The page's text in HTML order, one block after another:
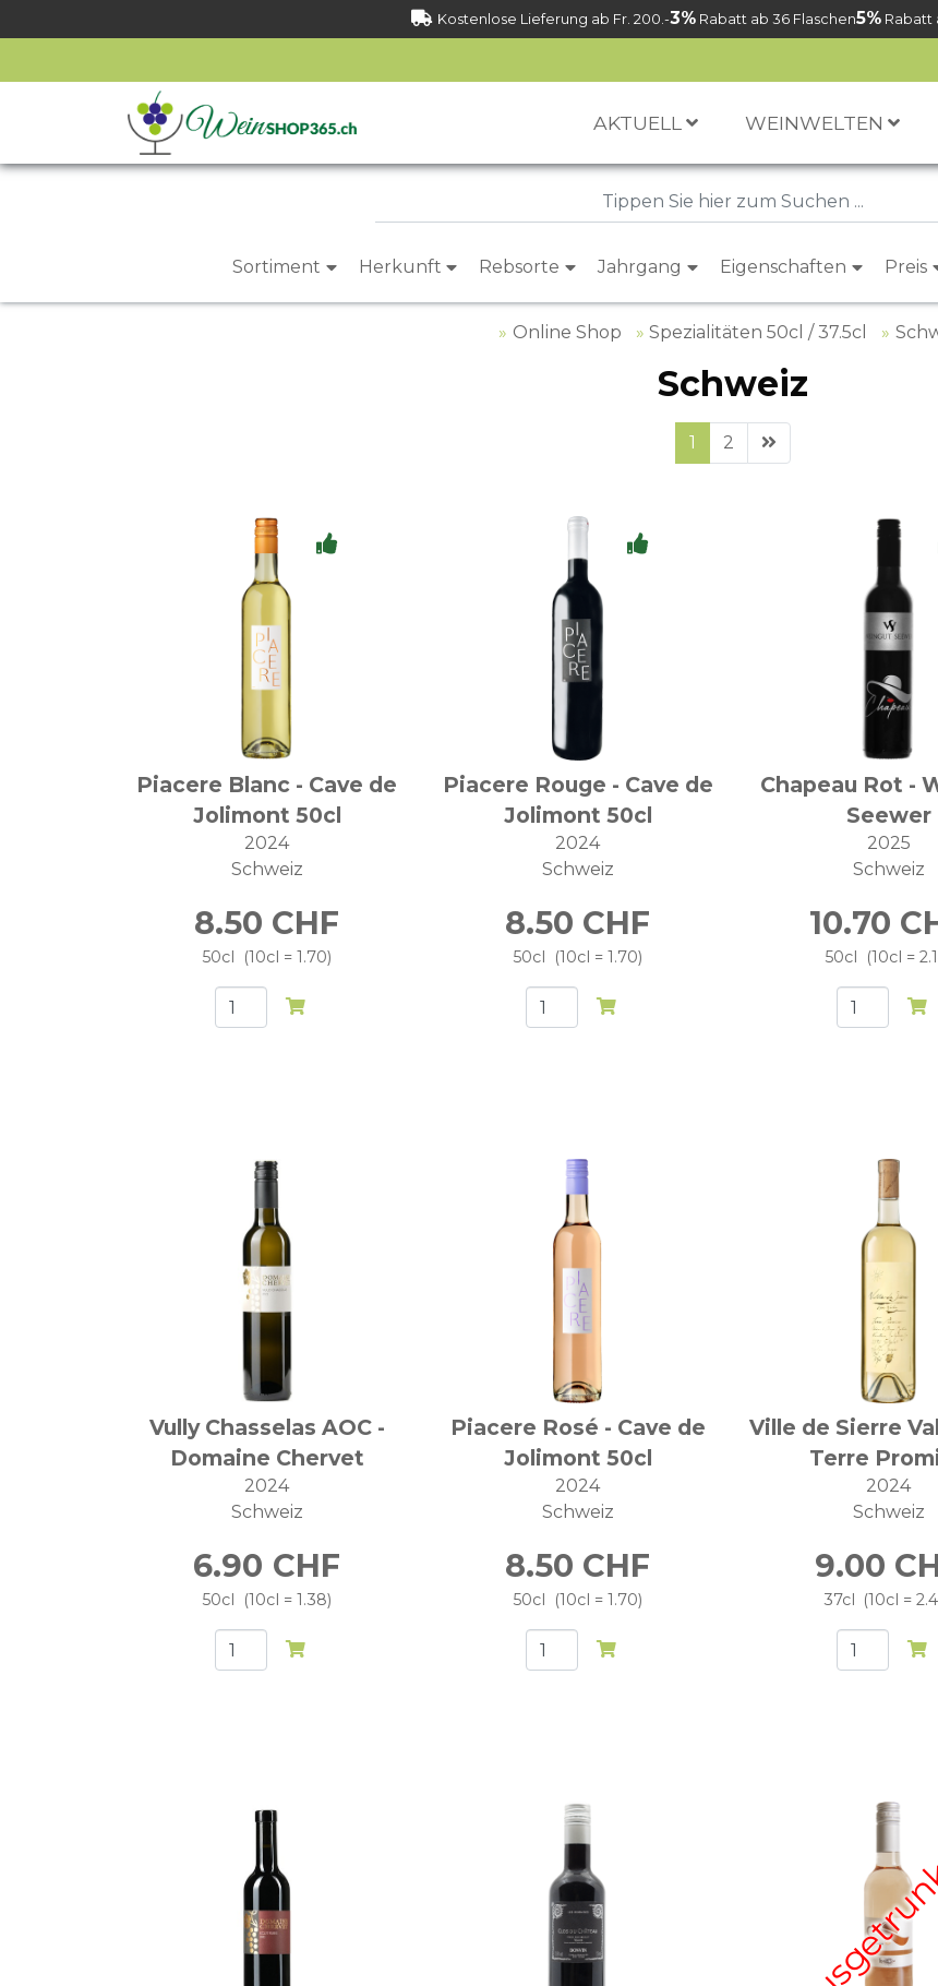
Kostenlose Lieferung ab Fr. 200.-3%Rabatt ab 36 Flaschen5%Rabatt
AKTUELL WEINWELTEN
Sortiment Herkunft Rebsorte Jahrgang Eigenschaften Preis
Online Shop Spezialitäten 50cl / 37.5cl
Schweiz
1 2
Piacere Blanc - Cave de
Jolimont 50cl
2024
Schweiz
8.50 CHF
50cl 10cl = 1.70
Piacere Rouge - Cave de
Jolimont 50cl
2024
Schweiz
8.50 CHF
50cl 10cl = 1.70
Chapeau Rot -
Seewer
2025
Schweiz
10.70
50cl 10cl =
Vully Chasselas AOC -
Domaine Chervet
2024
Schweiz
6.90 CHF
50cl 10cl = 1.38
Piacere Rosé - Cave de
Jolimont 50cl
2024
Schweiz
8.50 CHF
50cl 10cl = 1.70
Ville de Sierre
Terre
2024
Schweiz
9.00
37cl 10cl =